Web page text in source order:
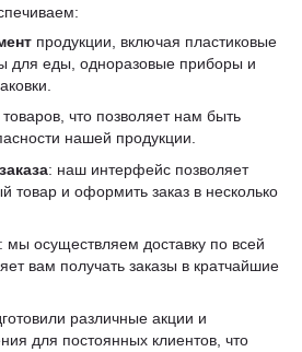
продукции, включая пластиковые
для еды, одноразовые приборы и
товаров, что позволяет нам быть
нашей продукции.
: наш интерфейс позволяет
товар и оформить заказ в несколько
: мы осуществляем доставку по всей
вам получать заказы в кратчайшие
различные акции и
для постоянных клиентов, что